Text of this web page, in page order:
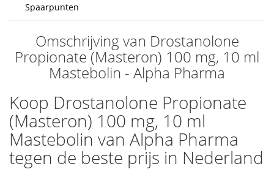
Spaarpunten
Omschrijving van Drostanolone
Propionate (Masteron) 100 mg, 10 ml
Mastebolin - Alpha Pharma
Koop Drostanolone Propionate
(Masteron) 100 mg, 10 ml
Mastebolin van Alpha Pharma
tegen de beste prijs in Nederland